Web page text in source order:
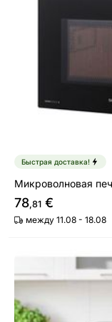
Быстрая доставка!
Микроволновая
78,81 €
между 11.08 - 18.08
Микроволновая